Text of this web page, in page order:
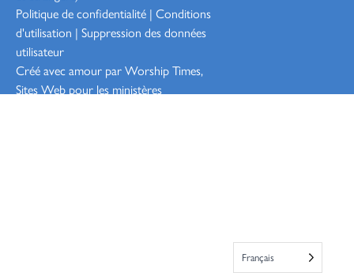
Politique de confidentialité | Conditions
d'utilisation | Suppression des données
utilisateur
Créé avec amour par WorshipTimes,
Sites Web pour les ministères
Français